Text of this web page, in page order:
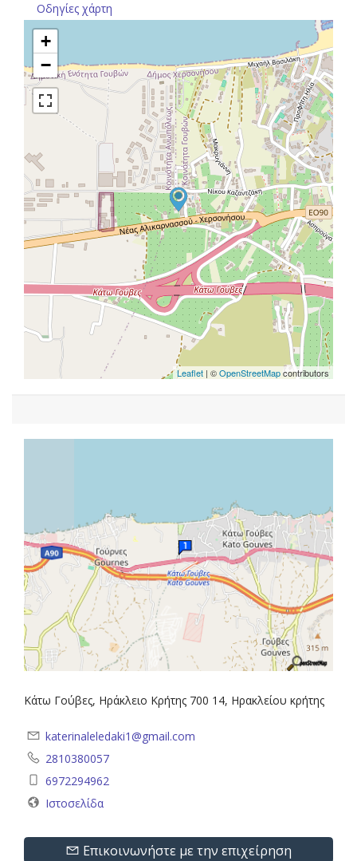
Οδηγίες χάρτη
+
−
Leaflet | ©OpenStreetMapcontributors
Κάτω Γούβες, Ηράκλειο Κρήτης 700 14, Ηρακλείου κρήτης
katerinaleledaki1@gmail.com
2810380057
6972294962
Ιστοσελίδα
Επικοινωνήστε με την επιχείρηση